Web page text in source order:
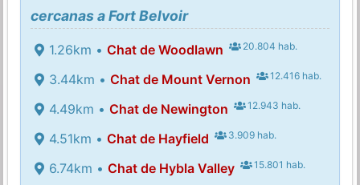
cercanas a Fort Belvoir
1.26km • Chat de Woodlawn 20.804 hab.
3.44km • Chat de Mount Vernon 12.416 hab.
4.49km • Chat de Newington 12.943 hab.
4.51km • Chat de Hayfield 3.909 hab.
6.74km • Chat de Hybla Valley 15.801 hab.